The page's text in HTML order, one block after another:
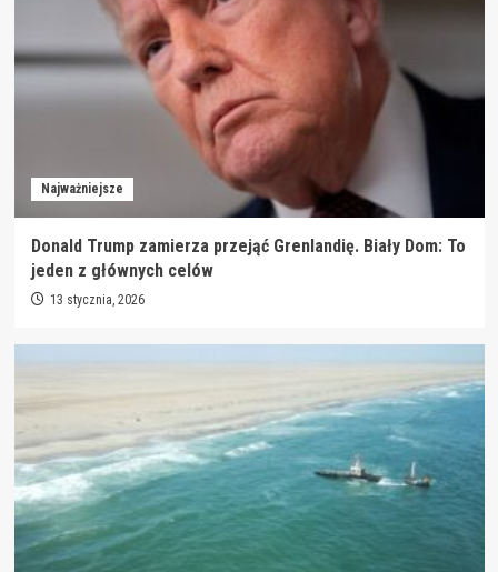
Najważniejsze
Donald Trump zamierza przejąć Grenlandię. Biały Dom: To
jeden z głównych celów
13 stycznia, 2026